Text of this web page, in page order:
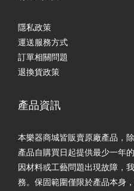
隱私政策
運送服務方式
訂單相關問題
退換貨政策
產品資訊
本樂器商城皆販賣原廠產品，
產品自購買日起提供最少一年
因材料或工藝問題出現故障，
務。保固範圍僅限於產品本身